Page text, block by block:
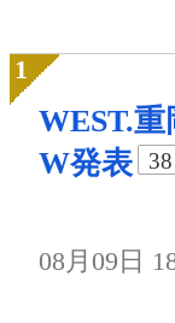
WEST.
W発表
38
08月09日